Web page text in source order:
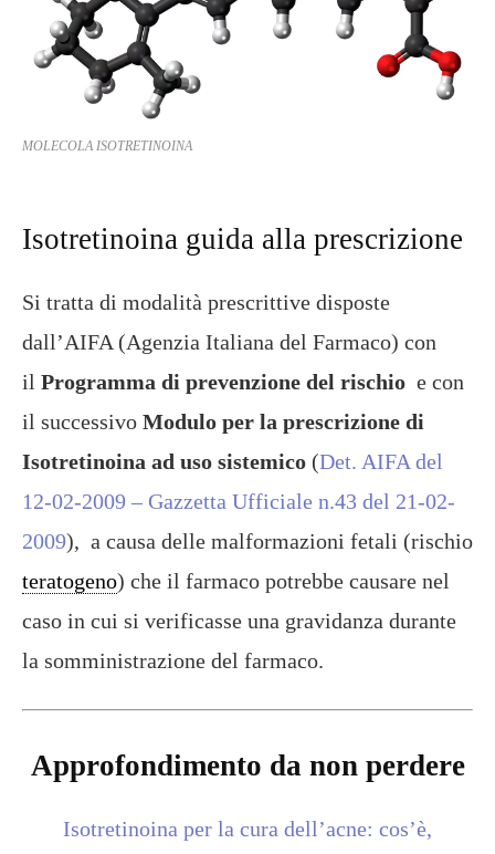
MOLECOLA ISOTRETINOINA
Isotretinoina guida alla prescrizione
Si tratta di modalità prescrittive disposte
dall’AIFA (Agenzia Italiana del Farmaco) con
il Programma di prevenzione del rischio e con
il successivo Modulo per la prescrizione di
Isotretinoina ad uso sistemico (Det. AIFA del
12-02-2009 – Gazzetta Ufficiale n.43 del 21-02-
2009), a causa delle malformazioni fetali (rischio
teratogeno) che il farmaco potrebbe causare nel
caso in cui si verificasse una gravidanza durante
la somministrazione del farmaco.
Approfondimento da non perdere
Isotretinoina per la cura dell’acne: cos’è,